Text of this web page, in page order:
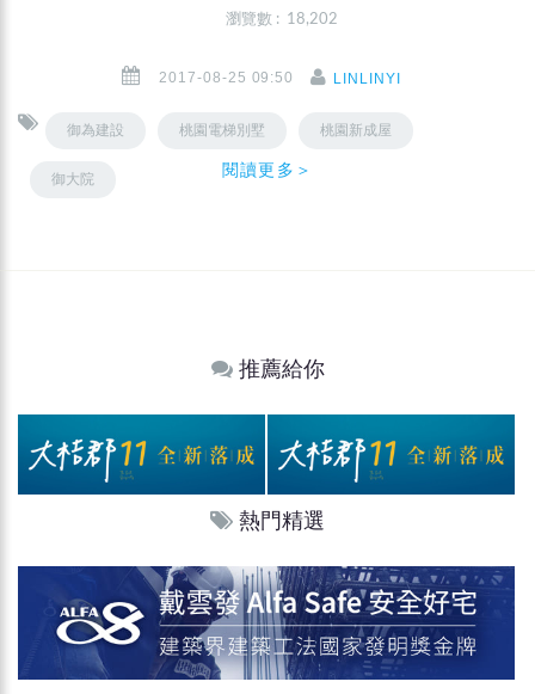
瀏覽數 : 18,202
2017-08-25 09:50 LINLINYI
御為建設 桃園電梯別墅 桃園新成屋
御大院 閱讀更多＞
推薦給你
熱門精選